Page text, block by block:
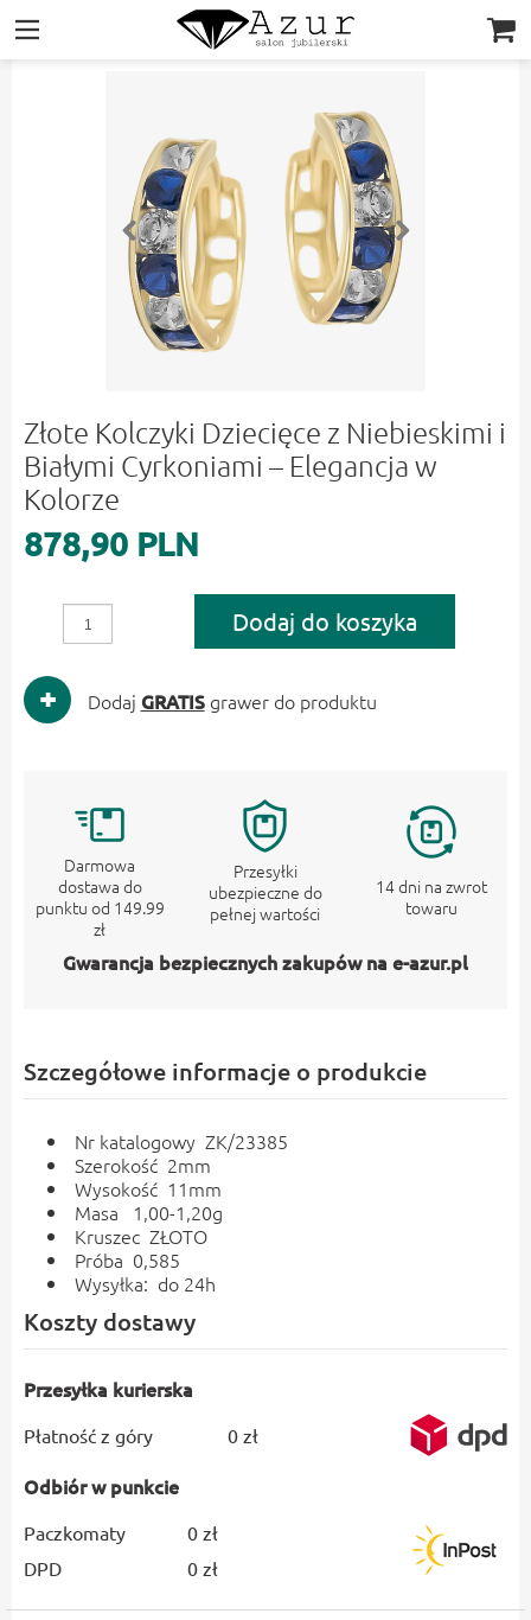
|||
Złote Kolczyki Dziecięce z Niebieskimi i
Białymi Cyrkoniami – Elegancja w
Kolorze
878,90 PLN
Dodaj do koszyka
Dodaj GRATISgrawer do produktu
Darmowa
dostawa do
punktu od 149.99
zł
Przesyłki
ubezpieczne do
pełnej wartości
14 dni na zwrot
towaru
Gwarancja bezpiecznych zakupów na e-azur.pl
Szczegółowe informacje o produkcie
Nr katalogowy ZK/23385
Szerokość 2mm
Wysokość 11mm
Masa 1,00-1,20g
Kruszec ZŁOTO
Próba 0,585
Wysyłka: do 24h
Koszty dostawy
Przesyłka kurierska
Płatność z góry 0 zł
Odbiór w punkcie
Paczkomaty
0 zł
DPD
0 zł